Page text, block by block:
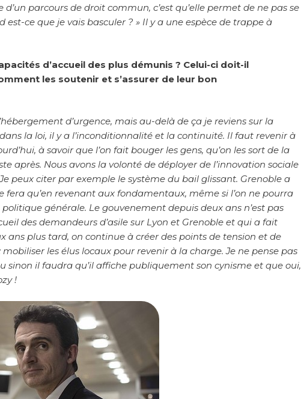
parcours de droit commun, c’est qu’elle permet de ne pas se
est-ce que je vais basculer ? » Il y a une espèce de trappe à
d’accueil des plus démunis ? Celui-ci doit-il
les soutenir et s’assurer de leur bon
d’urgence, mais au-delà de ça je reviens sur la
la loi, il y a l’inconditionnalité et la continuité. Il faut revenir à
à savoir que l’on fait bouger les gens, qu’on les sort de la
après. Nous avons la volonté de déployer de l’innovation sociale
peux citer par exemple le système du bail glissant. Grenoble a
fera qu’en revenant aux fondamentaux, même si l’on ne pourra
générale. Le gouvenement depuis deux ans n’est pas
des demandeurs d’asile sur Lyon et Grenoble et qui a fait
ans plus tard, on continue à créer des points de tension et de
les élus locaux pour revenir à la charge. Je ne pense pas
sinon il faudra qu’il affiche publiquement son cynisme et que oui,
!